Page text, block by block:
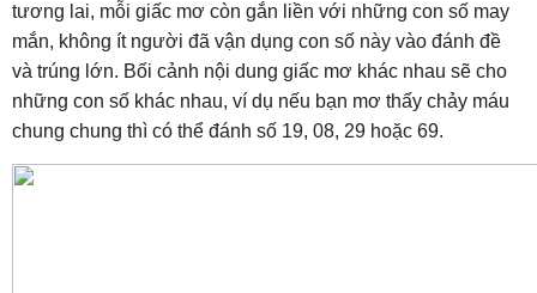
tương lai, mỗi giấc mơ còn gắn liền với những con số may
mắn, không ít người đã vận dụng con số này vào đánh đề
và trúng lớn. Bối cảnh nội dung giấc mơ khác nhau sẽ cho
những con số khác nhau, ví dụ nếu bạn mơ thấy chảy máu
chung chung thì có thể đánh số 19, 08, 29 hoặc 69.